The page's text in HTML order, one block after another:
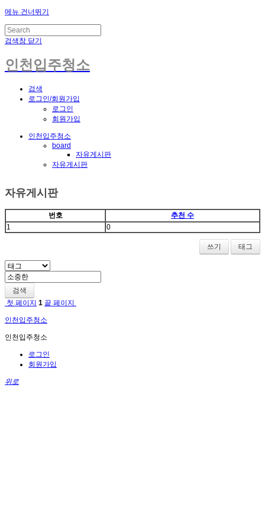
메뉴 건너뛰기
검색창 닫기
인천입주청소
검색
로그인/회원가입
로그인
회원가입
인천입주청소
board
자유게시판
자유게시판
자유게시판
번호
추천 수
1
0
쓰기 태그
검색
첫 페이지 1 끝 페이지
인천입주청소
인천입주청소
로그인
회원가입
위로